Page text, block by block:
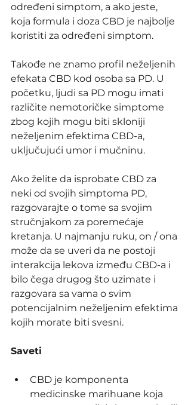
određeni simptom, a ako jeste,
koja formula i doza CBD je najbolje
koristiti za određeni simptom.
Takođe ne znamo profil neželjenih
efekata CBD kod osoba sa PD. U
početku, ljudi sa PD mogu imati
različite nemotoričke simptome
zbog kojih mogu biti skloniji
neželjenim efektima CBD-a,
uključujući umor i mučninu.
Ako želite da isprobate CBD za
neki od svojih simptoma PD,
razgovarajte o tome sa svojim
stručnjakom za poremećaje
kretanja. U najmanju ruku, on / ona
može da se uveri da ne postoji
interakcija lekova između CBD-a i
bilo čega drugog što uzimate i
razgovara sa vama o svim
potencijalnim neželjenim efektima
kojih morate biti svesni.
Saveti
CBD je komponenta
medicinske marihuane koja